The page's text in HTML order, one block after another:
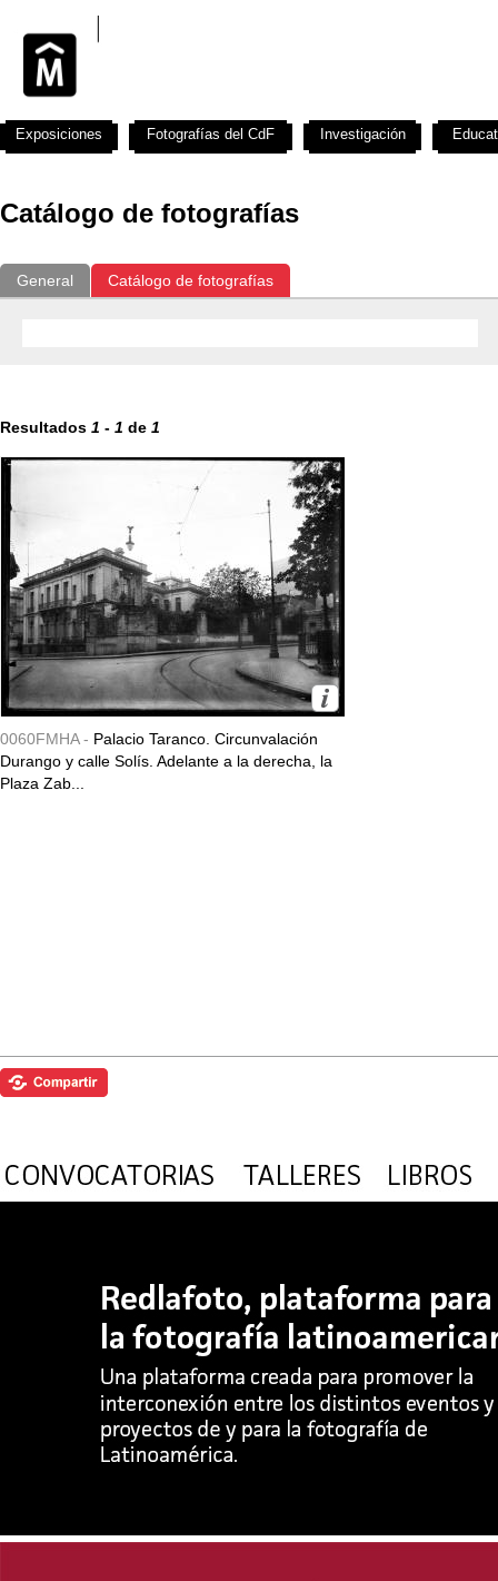
Catálogo de fotografías
General Catálogo de fotografías
Resultados 1 - 1 de 1
0060FMHA - Palacio Taranco. Circunvalación
Durango y calle Solís. Adelante a la derecha, la
Plaza Zab...
Exposiciones Fotografías del CdF Investigación